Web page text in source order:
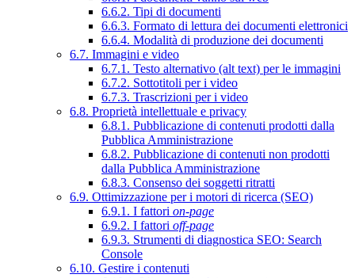
6.6.2. Tipi di documenti
6.6.3. Formato di lettura dei documenti elettronici
6.6.4. Modalità di produzione dei documenti
6.7. Immagini e video
6.7.1. Testo alternativo (alt text) per le immagini
6.7.2. Sottotitoli per i video
6.7.3. Trascrizioni per i video
6.8. Proprietà intellettuale e privacy
6.8.1. Pubblicazione di contenuti prodotti dalla
Pubblica Amministrazione
6.8.2. Pubblicazione di contenuti non prodotti
dalla Pubblica Amministrazione
6.8.3. Consenso dei soggetti ritratti
6.9. Ottimizzazione per i motori di ricerca (SEO)
6.9.1. I fattori on-page
6.9.2. I fattori off-page
6.9.3. Strumenti di diagnostica SEO: Search
Console
6.10. Gestire i contenuti